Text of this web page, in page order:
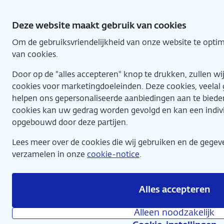
hoofdinhoud
Deze website maakt gebruik van cookies
Om de gebruiksvriendelijkheid van onze website te
van cookies.
Door op de "alles accepteren" knop te drukken, zullen
cookies voor marketingdoeleinden. Deze cookies,
helpen ons gepersonaliseerde aanbiedingen aan te
cookies kan uw gedrag worden gevolgd en kan een
opgebouwd door deze partijen.
Lees meer over de cookies die wij gebruiken en de
verzamelen in onze cookie-notice.
Alles accepteren
Alleen noodzakelijk
Bijzondere kunstwerken, bijzondere verhalen
1:1 Replica Piet Mondriaan,